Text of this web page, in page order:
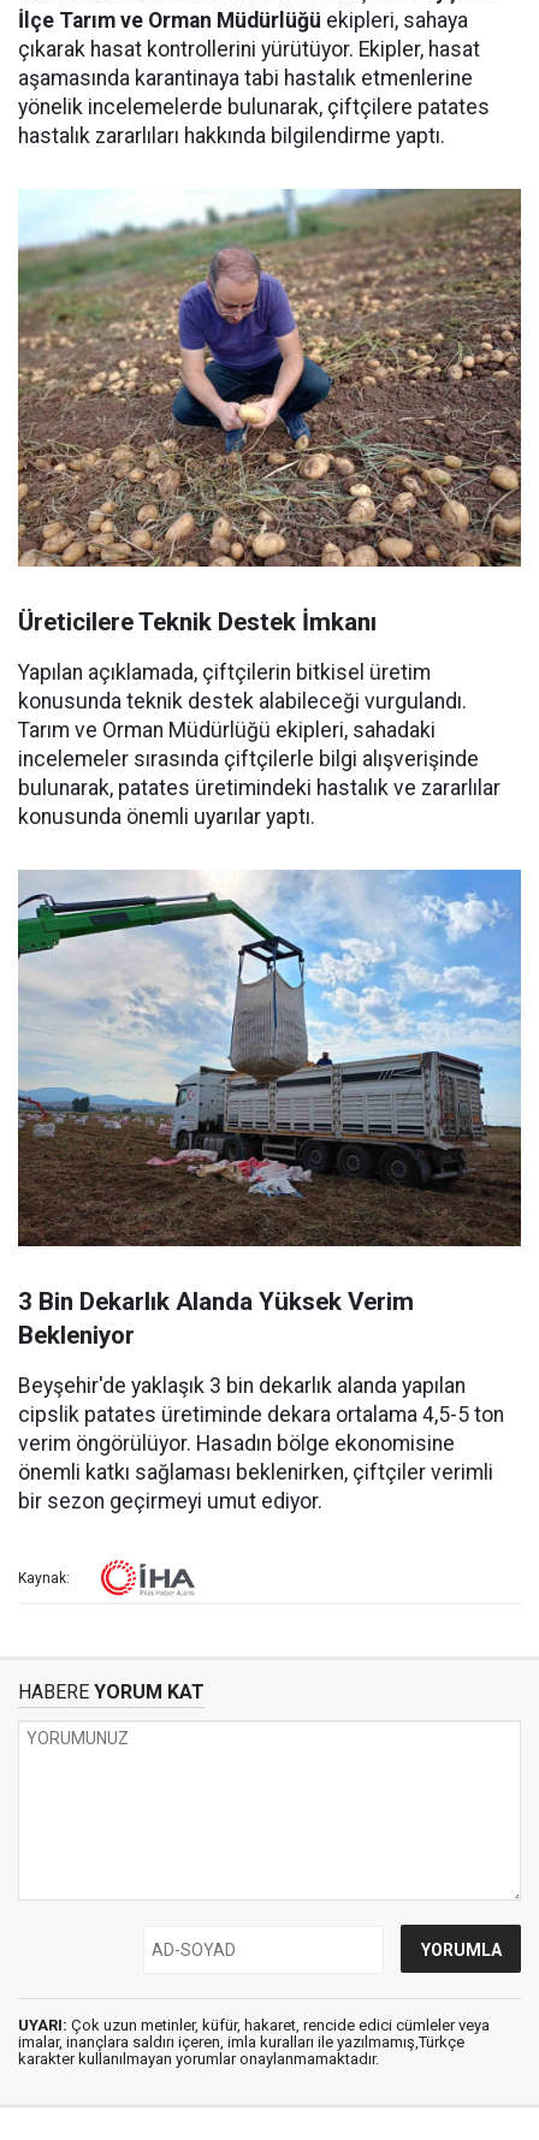
İlçe Tarım ve Orman Müdürlüğü ekipleri, sahaya
çıkarak hasat kontrollerini yürütüyor. Ekipler, hasat
aşamasında karantinaya tabi hastalık etmenlerine
yönelik incelemelerde bulunarak, çiftçilere patates
hastalık zararlıları hakkında bilgilendirme yaptı.
Üreticilere Teknik Destek İmkanı
Yapılan açıklamada, çiftçilerin bitkisel üretim
konusunda teknik destek alabileceği vurgulandı.
Tarım ve Orman Müdürlüğü ekipleri, sahadaki
incelemeler sırasında çiftçilerle bilgi alışverişinde
bulunarak, patates üretimindeki hastalık ve zararlılar
konusunda önemli uyarılar yaptı.
3 Bin Dekarlık Alanda Yüksek Verim
Bekleniyor
Beyşehir'de yaklaşık 3 bin dekarlık alanda yapılan
cipslik patates üretiminde dekara ortalama 4,5-5 ton
verim öngörülüyor. Hasadın bölge ekonomisine
önemli katkı sağlaması beklenirken, çiftçiler verimli
bir sezon geçirmeyi umut ediyor.
Kaynak:
HABERE YORUM KAT
UYARI: Çok uzun metinler, küfür, hakaret, rencide edici cümleler veya
imalar, inançlara saldırı içeren, imla kuralları ile yazılmamış,Türkçe
karakter kullanılmayan yorumlar onaylanmamaktadır.